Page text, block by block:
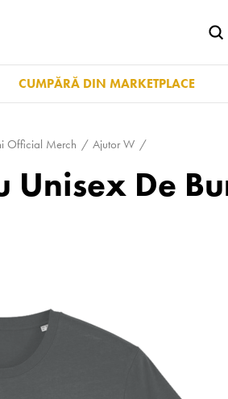
CUMPĂRĂ DIN MARKETPLACE
Official Merch Ajutor W
Unisex De